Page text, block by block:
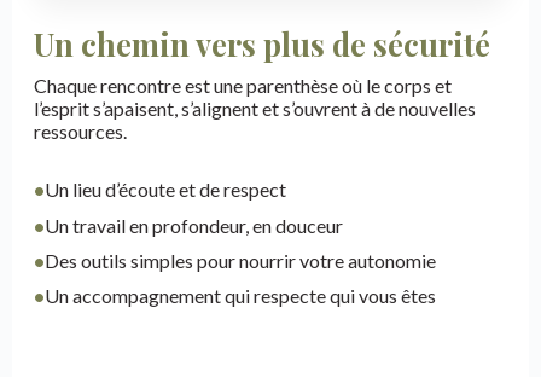
Un chemin vers plus de sécurité
Chaque rencontre est une parenthèse où le corps et
l’esprit s’apaisent, s’alignent et s’ouvrent à de nouvelles
ressources.
•Un lieu d’écoute et de respect
•Un travail en profondeur, en douceur
•Des outils simples pour nourrir votre autonomie
•Un accompagnement qui respecte qui vous êtes